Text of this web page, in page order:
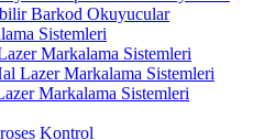
Barkod Okuyucular
Sistemleri
Markalama Sistemleri
Lazer Markalama Sistemleri
Markalama Sistemleri
Kontrol